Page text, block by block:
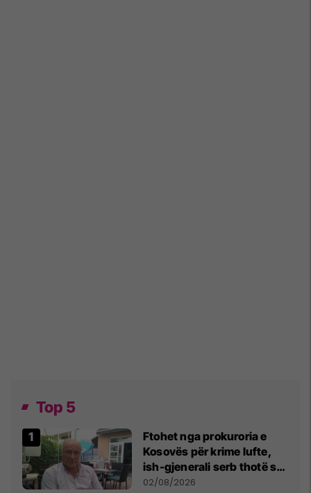
Top 5
Ftohet nga prokuroria e
Kosovës për krime lufte,
ish-gjenerali serb thotë se
dikush e tradhtoi në
02/08/2026